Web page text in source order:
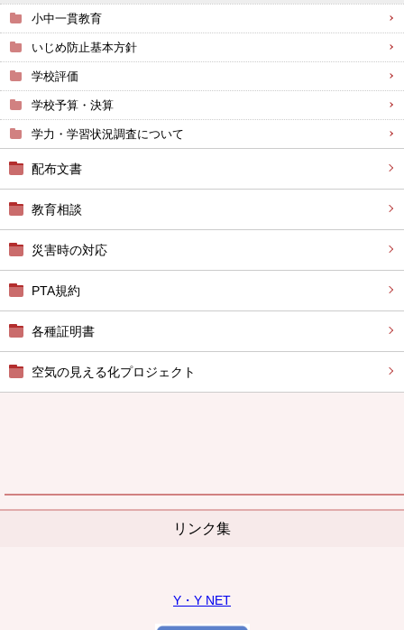
小中一貫教育
いじめ防止基本方針
学校評価
学校予算・決算
学力・学習状況調査について
配布文書
教育相談
災害時の対応
PTA規約
各種証明書
空気の見える化プロジェクト
リンク集
Y・Y NET